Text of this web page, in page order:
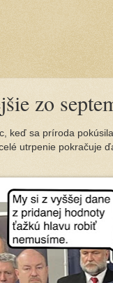
zo
keď sa príroda
utrpenie pokračuje